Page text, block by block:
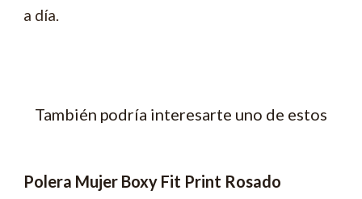
a día.
También podría interesarte uno de estos
Polera Mujer Boxy Fit Print Rosado